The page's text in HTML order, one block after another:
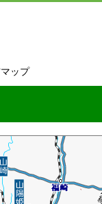
ップ